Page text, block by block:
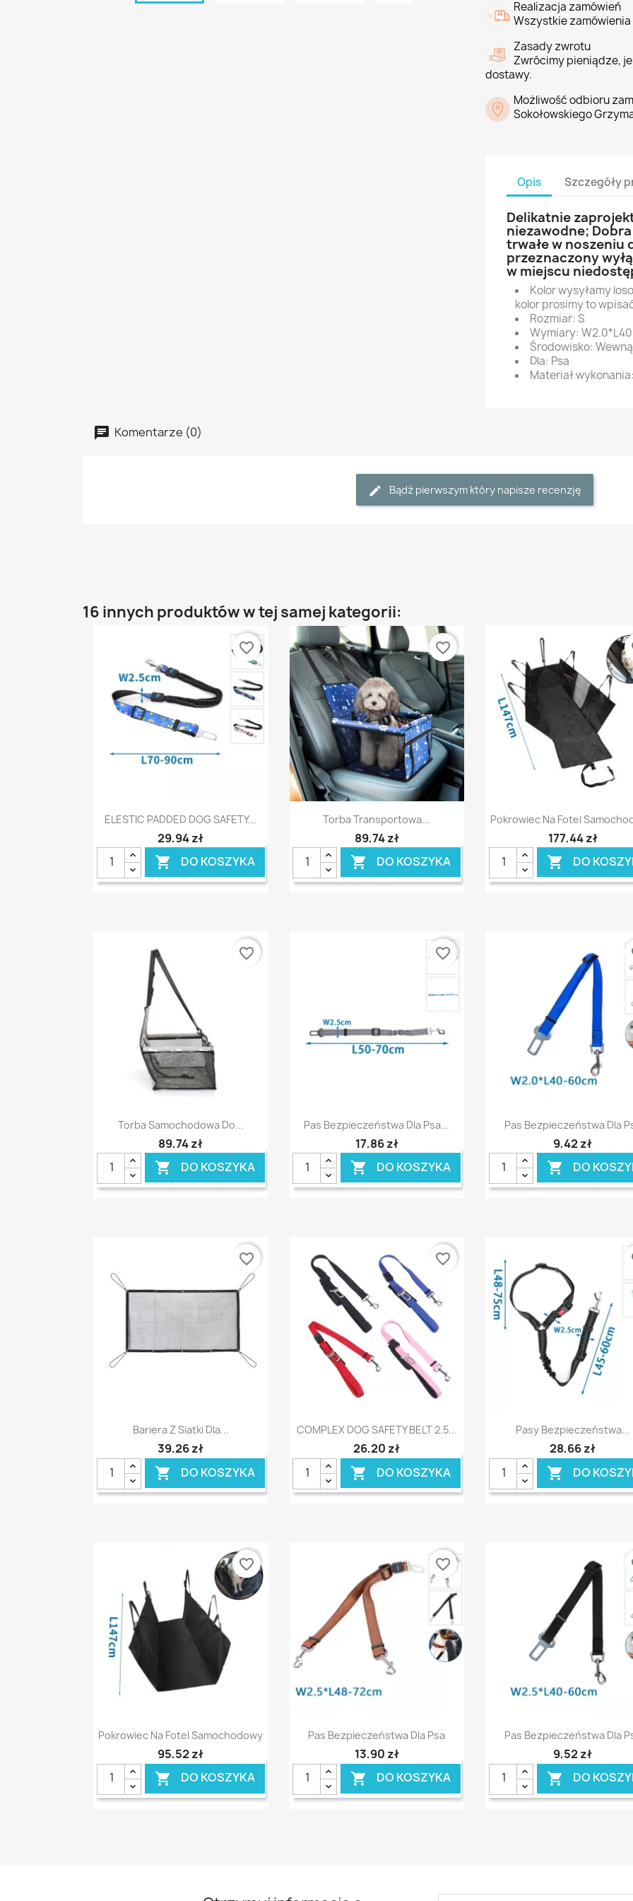
Realizacja zamówień
Wszystkie
Zasady zwrotu
Zwrócimy pieniądze,
dostawy.
Możliwość odbioru
Sokołowskiego
Opis Szczegóły
Delikatnie
niezawodne;
trwałe w noszeniu
przeznaczony
w miejscu
Kolor wysyłamy
kolor prosimy to
Rozmiar: S
Wymiary:
Środowisko:
Dla: Psa
Materiał
Komentarze (0)
Bądź pierwszym który napisze recenzję
16 innych produktów w tej samej kategorii:
 Szybki podgląd
ELESTIC PADDED DOG SAFETY...
29,94 zł
 DO KOSZYKA
favorite_border
Szybki podgląd
Torba Transportowa...
89,74 zł
 DO KOSZYKA
favorite_border
Szybki podgląd
Pokrowiec Na Fotel
177,44 zł
 DO
Szybki podgląd
Torba Samochodowa Do...
89,74 zł
 DO KOSZYKA
favorite_border
Szybki podgląd
Pas Bezpieczeństwa Dla Psa...
17,86 zł
 DO KOSZYKA
favorite_border
Szybki podgląd
Pas Bezpieczeństwa Dla
9,42 zł
 DO
Szybki podgląd
Bariera Z Siatki Dla...
39,26 zł
 DO KOSZYKA
favorite_border
Szybki podgląd
COMPLEX DOG SAFETY BELT 2.5...
26,20 zł
 DO KOSZYKA
favorite_border
Szybki podgląd
Pasy Bezpieczeństwa...
28,66 zł
 DO
Szybki podgląd
Pokrowiec Na Fotel Samochodowy
95,52 zł
 DO KOSZYKA
favorite_border
Szybki podgląd
Pas Bezpieczeństwa Dla Psa
13,90 zł
 DO KOSZYKA
favorite_border
Szybki podgląd
Pas Bezpieczeństwa Dla
9,52 zł
 DO